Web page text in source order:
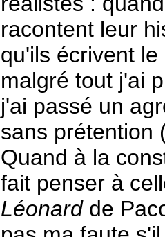
racontent leur
qu'ils écrivent
malgré tout j'ai
j'ai passé un
sans prétention
Quand à la
fait penser à
Léonardde